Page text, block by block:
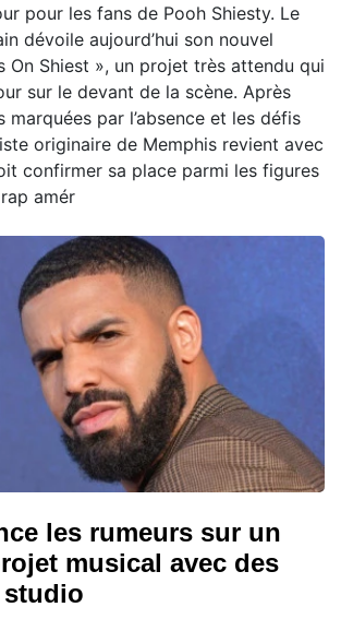
pour les fans de Pooh Shiesty. Le
dévoile aujourd’hui son nouvel
On Shiest », un projet très attendu qui
sur le devant de la scène. Après
marquées par l’absence et les défis
originaire de Memphis revient avec
confirmer sa place parmi les figures
amér
les rumeurs sur un
musical avec des
studio